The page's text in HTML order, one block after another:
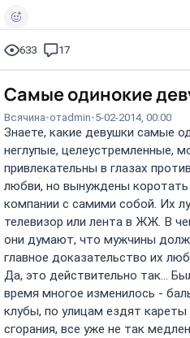
633 17
Самые одинокие
Всячина отadmin 5-02-2014, 00:00
Знаете, какие девушки самые
неглупые, целеустремленные,
привлекательны в глазах
любви, но вынуждены
компании с самими собой. Их
телевизор или лента в ЖЖ. В
они думают, что мужчины
главное доказательство их
Да, это действительно так...
время многое изменилось -
клубы, по улицам ездят кареты
сгорания, все уже не так